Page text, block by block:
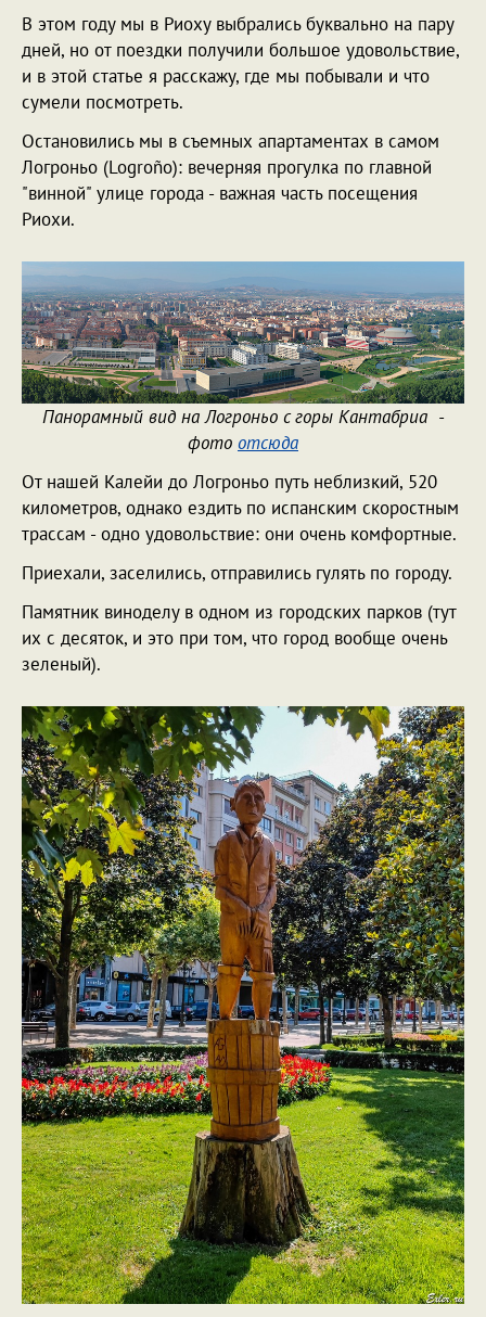
В этом году мы в Риоху выбрались буквально на пару
дней, но от поездки получили большое удовольствие,
и в этой статье я расскажу, где мы побывали и что
сумели посмотреть.
Остановились мы в съемных апартаментах в самом
Логроньо (Logroño): вечерняя прогулка по главной
"винной" улице города - важная часть посещения
Риохи.
Панорамный вид на Логроньо с горы Кантабриа -
фото отсюда
От нашей Калейи до Логроньо путь неблизкий, 520
километров, однако ездить по испанским скоростным
трассам - одно удовольствие: они очень комфортные.
Приехали, заселились, отправились гулять по городу.
Памятник виноделу в одном из городских парков (тут
их с десяток, и это при том, что город вообще очень
зеленый).